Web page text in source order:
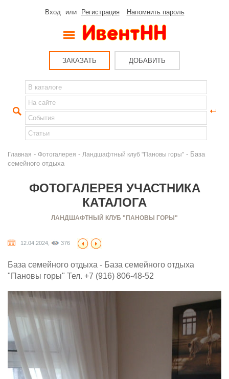
Вход или Регистрация Напомнить пароль
ЗАКАЗАТЬ ДОБАВИТЬ
Главная - Фотогалерея - Ландшафтный клуб "Пановы горы" - База
семейного отдыха
ФОТОГАЛЕРЕЯ УЧАСТНИКА
КАТАЛОГА
ЛАНДШАФТНЫЙ КЛУБ "ПАНОВЫ ГОРЫ"
12.04.2024, 376
База семейного отдыха - База семейного отдыха
"Пановы горы" Тел. +7 (916) 806-48-52